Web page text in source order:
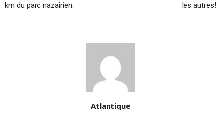
km du parc nazairien.
les autres!
Atlantique